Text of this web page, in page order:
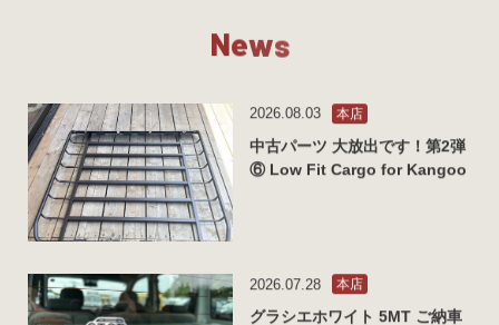
News
2026.08.03 本店
中古パーツ 大放出です！第2弾
⑥ Low Fit Cargo for Kangoo
2026.07.28 本店
グラシエホワイト 5MT ご納車